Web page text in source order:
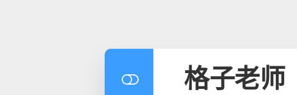
格子老师